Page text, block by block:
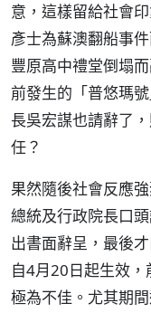
意，這樣留給社會
彥士為蘇澳翻船事
豐原高中禮堂倒塌
前發生的「普悠瑪
長吳宏謀也請辭了
任？
果然隨後社會反應
總統及行政院長口
出書面辭呈，最後
自4月20日起生效
極為不佳。尤其期